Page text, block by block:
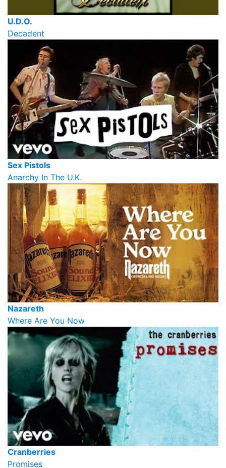
U.D.O.
Decadent
Sex Pistols
Anarchy In The U.K.
Nazareth
Where Are You Now
Cranberries
Promises